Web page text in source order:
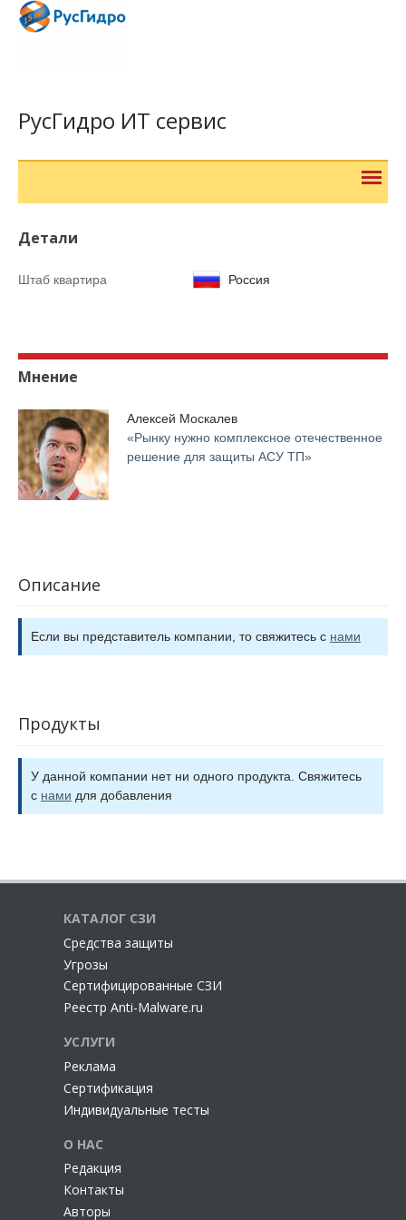
РусГидро ИТ сервис
Детали
Штаб квартира Россия
Мнение
Алексей Москалев
«Рынку нужно комплексное отечественное
решение для защиты АСУ ТП»
Описание
Если вы представитель компании, то свяжитесь с нами
Продукты
У данной компании нет ни одного продукта. Свяжитесь
с нами для добавления
КАТАЛОГ СЗИ
Cредства защиты
Угрозы
Сертифицированные СЗИ
Реестр Anti-Malware.ru
УСЛУГИ
Реклама
Сертификация
Индивидуальные тесты
О НАС
Редакция
Контакты
Авторы